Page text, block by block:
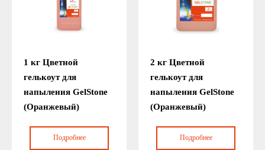
1 кг Цветной
гелькоут для
напыления GelStone
(Оранжевый)
Подробнее
2 кг Цветной
гелькоут для
напыления GelStone
(Оранжевый)
Подробнее